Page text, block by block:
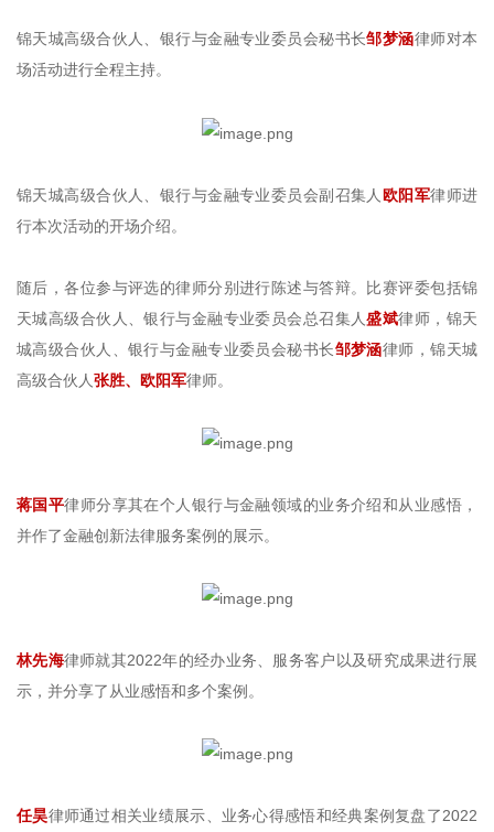
锦天城高级合伙人、银行与金融专业委员会秘书长邹梦涵律师对本
场活动进行全程主持。
锦天城高级合伙人、银行与金融专业委员会副召集人 欧阳军律师进
行本次活动的开场介绍。
随后，各位参与评选的律师分别进行陈述与答辩。比赛评委包括锦
天城高级合伙人、银行与金融专业委员会总召集人盛斌律师，锦天
城高级合伙人、银行与金融专业委员会秘书长邹梦涵律师，锦天城
高级合伙人张胜、欧阳军律师。
蒋国平律师分享其在个人银行与金融领域的业务介绍和从业感悟，
并作了金融创新法律服务案例的展示。
林先海律师就其2022年的经办业务、服务客户以及研究成果进行展
示，并分享了从业感悟和多个案例。
任昊律师通过相关业绩展示、业务心得感悟和经典案例复盘了2022